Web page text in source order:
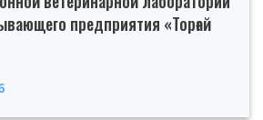
предприятия «Торғай